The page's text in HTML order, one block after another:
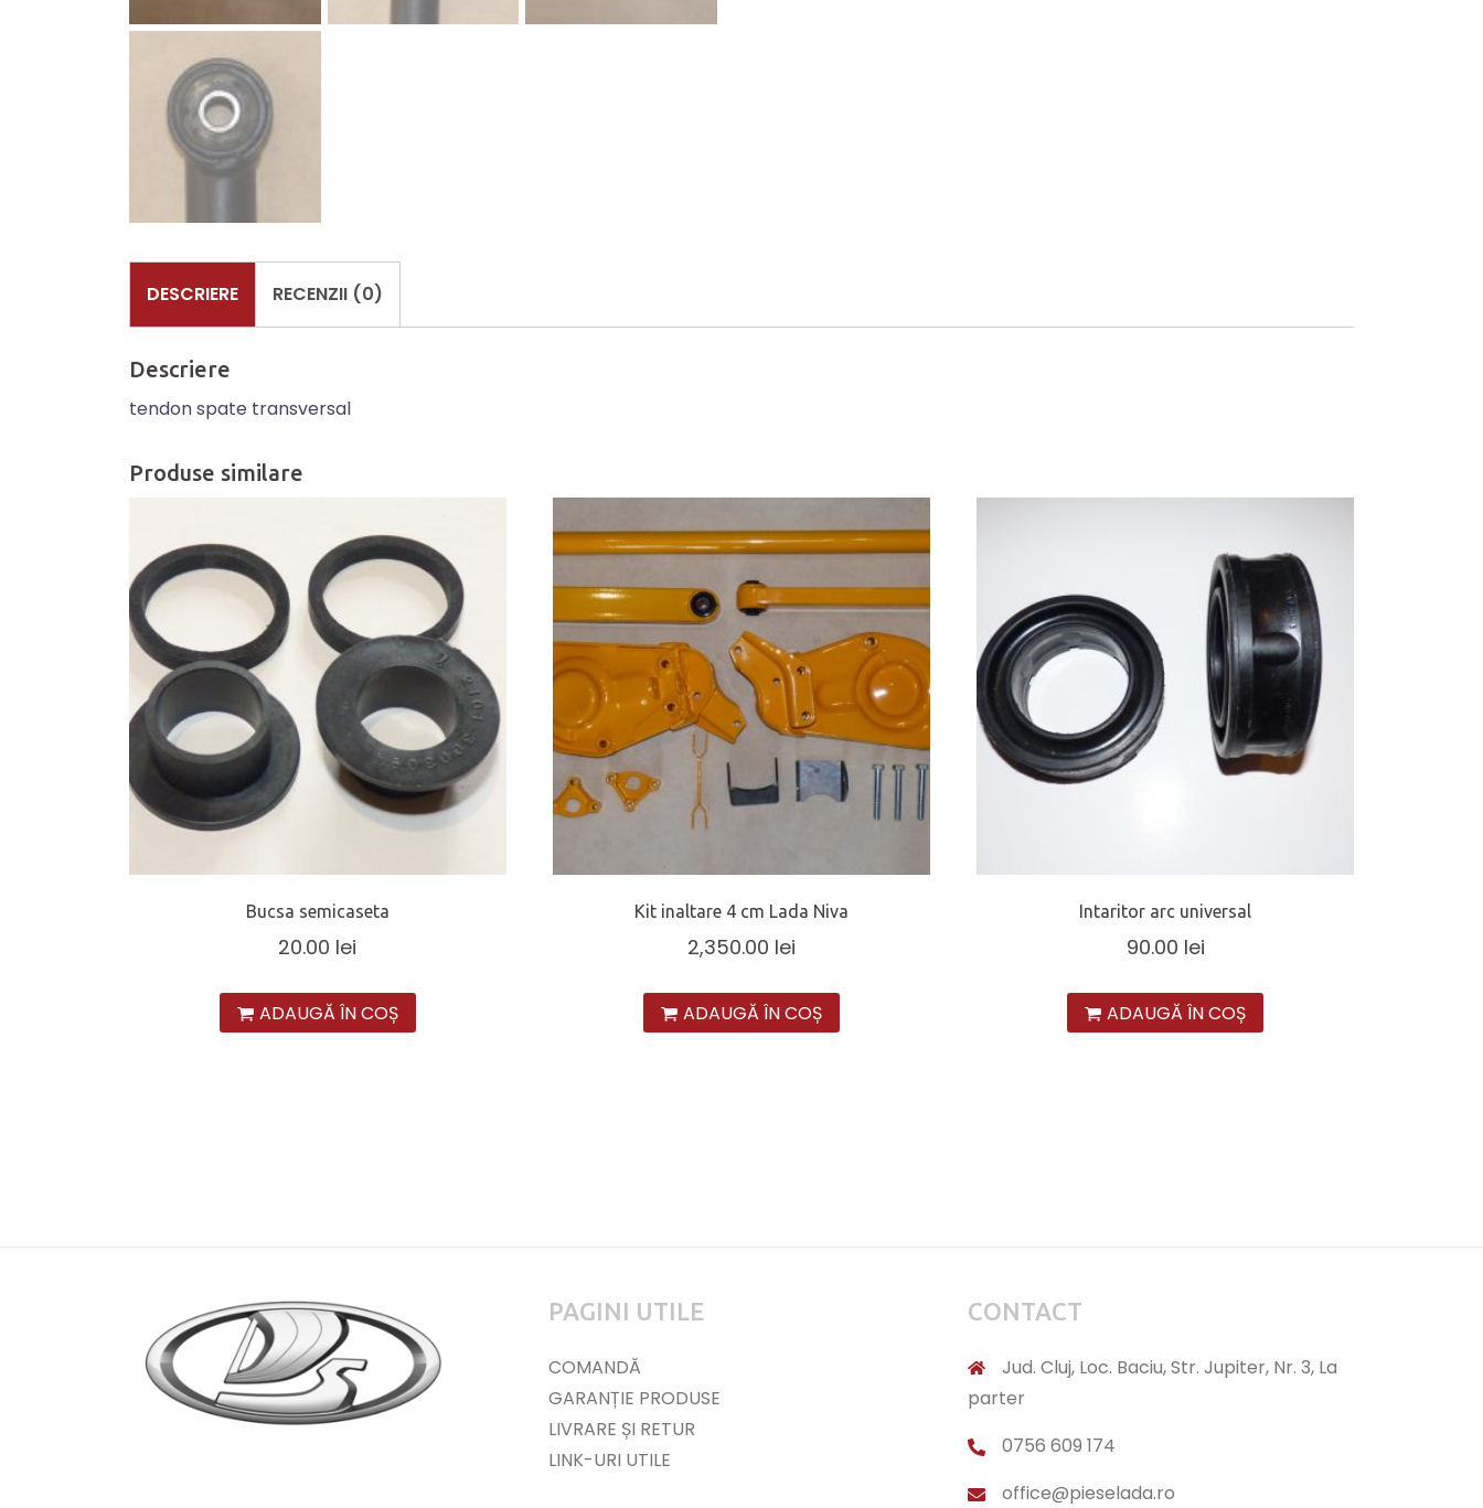
DESCRIERE RECENZII (0)
Descriere
tendon spate transversal
Produse similare
Bucsa semicaseta
20.00 lei
ADAUGĂ ÎN COȘ
Kit inaltare 4 cm Lada Niva
2,350.00 lei
ADAUGĂ ÎN COȘ
Intaritor arc universal
90.00 lei
ADAUGĂ ÎN COȘ
PAGINI UTILE
COMANDĂ
GARANȚIE PRODUSE
LIVRARE ȘI RETUR
LINK-URI UTILE
CONTACT
Jud. Cluj, Loc. Baciu, Str. Jupiter, Nr. 3, La
parter
0756 609 174
office@pieselada.ro